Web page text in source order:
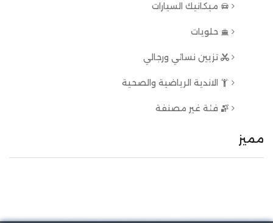
ميكانيك السيارات
حلويات
تزيين نسائي ورجالي
الاندية الرياضية والصحية
فئة غير مصنفة
مميز